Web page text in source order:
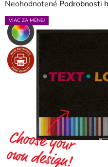
Priemerné
hodnotenie
produktu
je
0,0
hviezdičiek.
Neohodnotené Podrobnosti
VIAC ZA MENEJ